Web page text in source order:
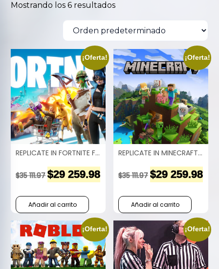
Mostrando los 6 resultados
¡Oferta!
REPLICATE IN FORTNITE FROM THE REAL WORLD TO THE VIRTUAL WORLD
$35 111.97 $29 259.98
Añadir al carrito
¡Oferta!
REPLICATE IN MINECRAFT FROM THE REAL WORLD TO THE VIRTUAL WORLD
$35 111.97 $29 259.98
Añadir al carrito
¡Oferta! ¡Oferta!